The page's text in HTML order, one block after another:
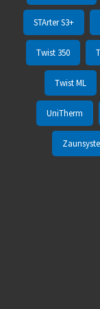
STArter S3+
Twist 350
Twist ML
UniTherm